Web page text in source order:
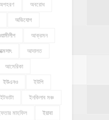
অবরোধ
অভিযোগ
আক্রমন
আদালত
আমেরিকা
ইউএনও ইউপি
ইটভাটা ইনকিলাব মঞ্চ
মাহফিল ইয়াবা